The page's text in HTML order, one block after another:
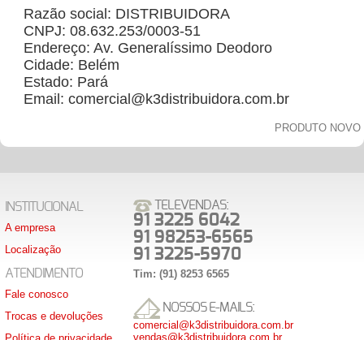
Razão social: DISTRIBUIDORA
CNPJ: 08.632.253/0003-51
Endereço: Av. Generalíssimo Deodoro
Cidade: Belém
Estado: Pará
Email: comercial@k3distribuidora.com.br
PRODUTO NOVO
INSTITUCIONAL
A empresa
Localização
ATENDIMENTO
Fale conosco
Trocas e devoluções
TELEVENDAS:
91 3225 6042
91 98253-6565
91 3225-5970
Tim: (91) 8253 6565
NOSSOS E-MAILS:
comercial@k3distribuidora.com.br
vendas@k3distribuidora.com.br